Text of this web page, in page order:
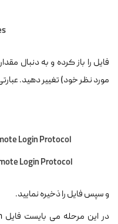
مورد نظر خود) تغییر دهید.
Login Protocol
Login Protocol
و سپس فایل را ذخیره نمایید.